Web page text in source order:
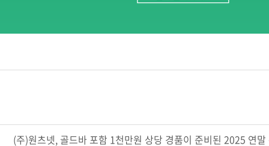
(주)원츠넷, 골드바 포함 1천만원 상당 경품이 준비된 2025 연말